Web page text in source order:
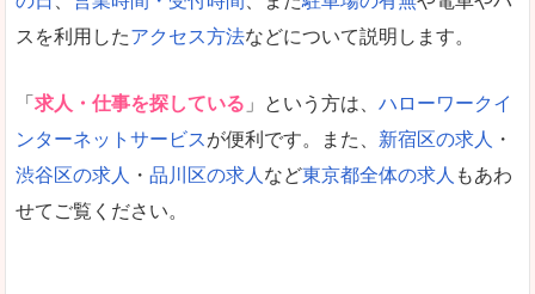
スを利用したアクセス方法などについて説明します。
「 求人・仕事を探している 」という方は、 ハローワークイ
ンターネットサービスが便利です。また、 新宿区の求人
・
渋谷区の求人
・ 品川区の求人 など東京都全体の求人 もあわ
せてご覧ください。